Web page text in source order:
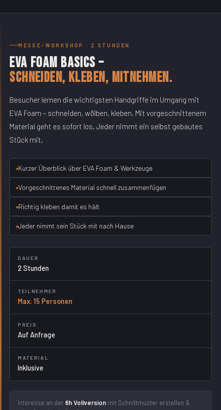
MESSE-WORKSHOP · 2 STUNDEN
EVA Foam Basics –
Schneiden, kleben, mitnehmen.
Besucher lernen die wichtigsten Handgriffe im Umgang mit
EVA Foam – schneiden, wölben, kleben. Mit vorgeschnittenem
Material geht es sofort los. Jeder nimmt ein selbst gebautes
Stück mit.
Kurzer Überblick über EVA Foam & Werkzeuge
Vorgeschnittenes Material schnell zusammenfügen
Richtig kleben damit es hält
Jeder nimmt sein Stück mit nach Hause
DAUER
2 Stunden
TEILNEHMER
Max. 15 Personen
PREIS
Auf Anfrage
MATERIAL
Inklusive
Interesse an der 6h Vollversion mit Schnittmuster erstellen &